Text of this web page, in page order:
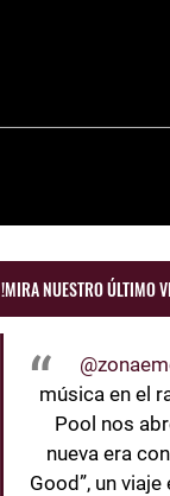
!MIRA NUESTRO ÚLTIMO
música en el
Pool nos
nueva era
Good”, un